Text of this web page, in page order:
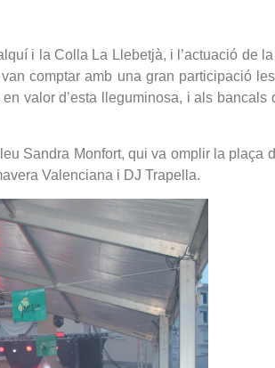
i la Colla La Llebetjà, i l’actuació de
comptar amb una gran participació
valor d’esta lleguminosa, i als bancals
Sandra Monfort, qui va omplir la plaça
Valenciana i DJ Trapella.